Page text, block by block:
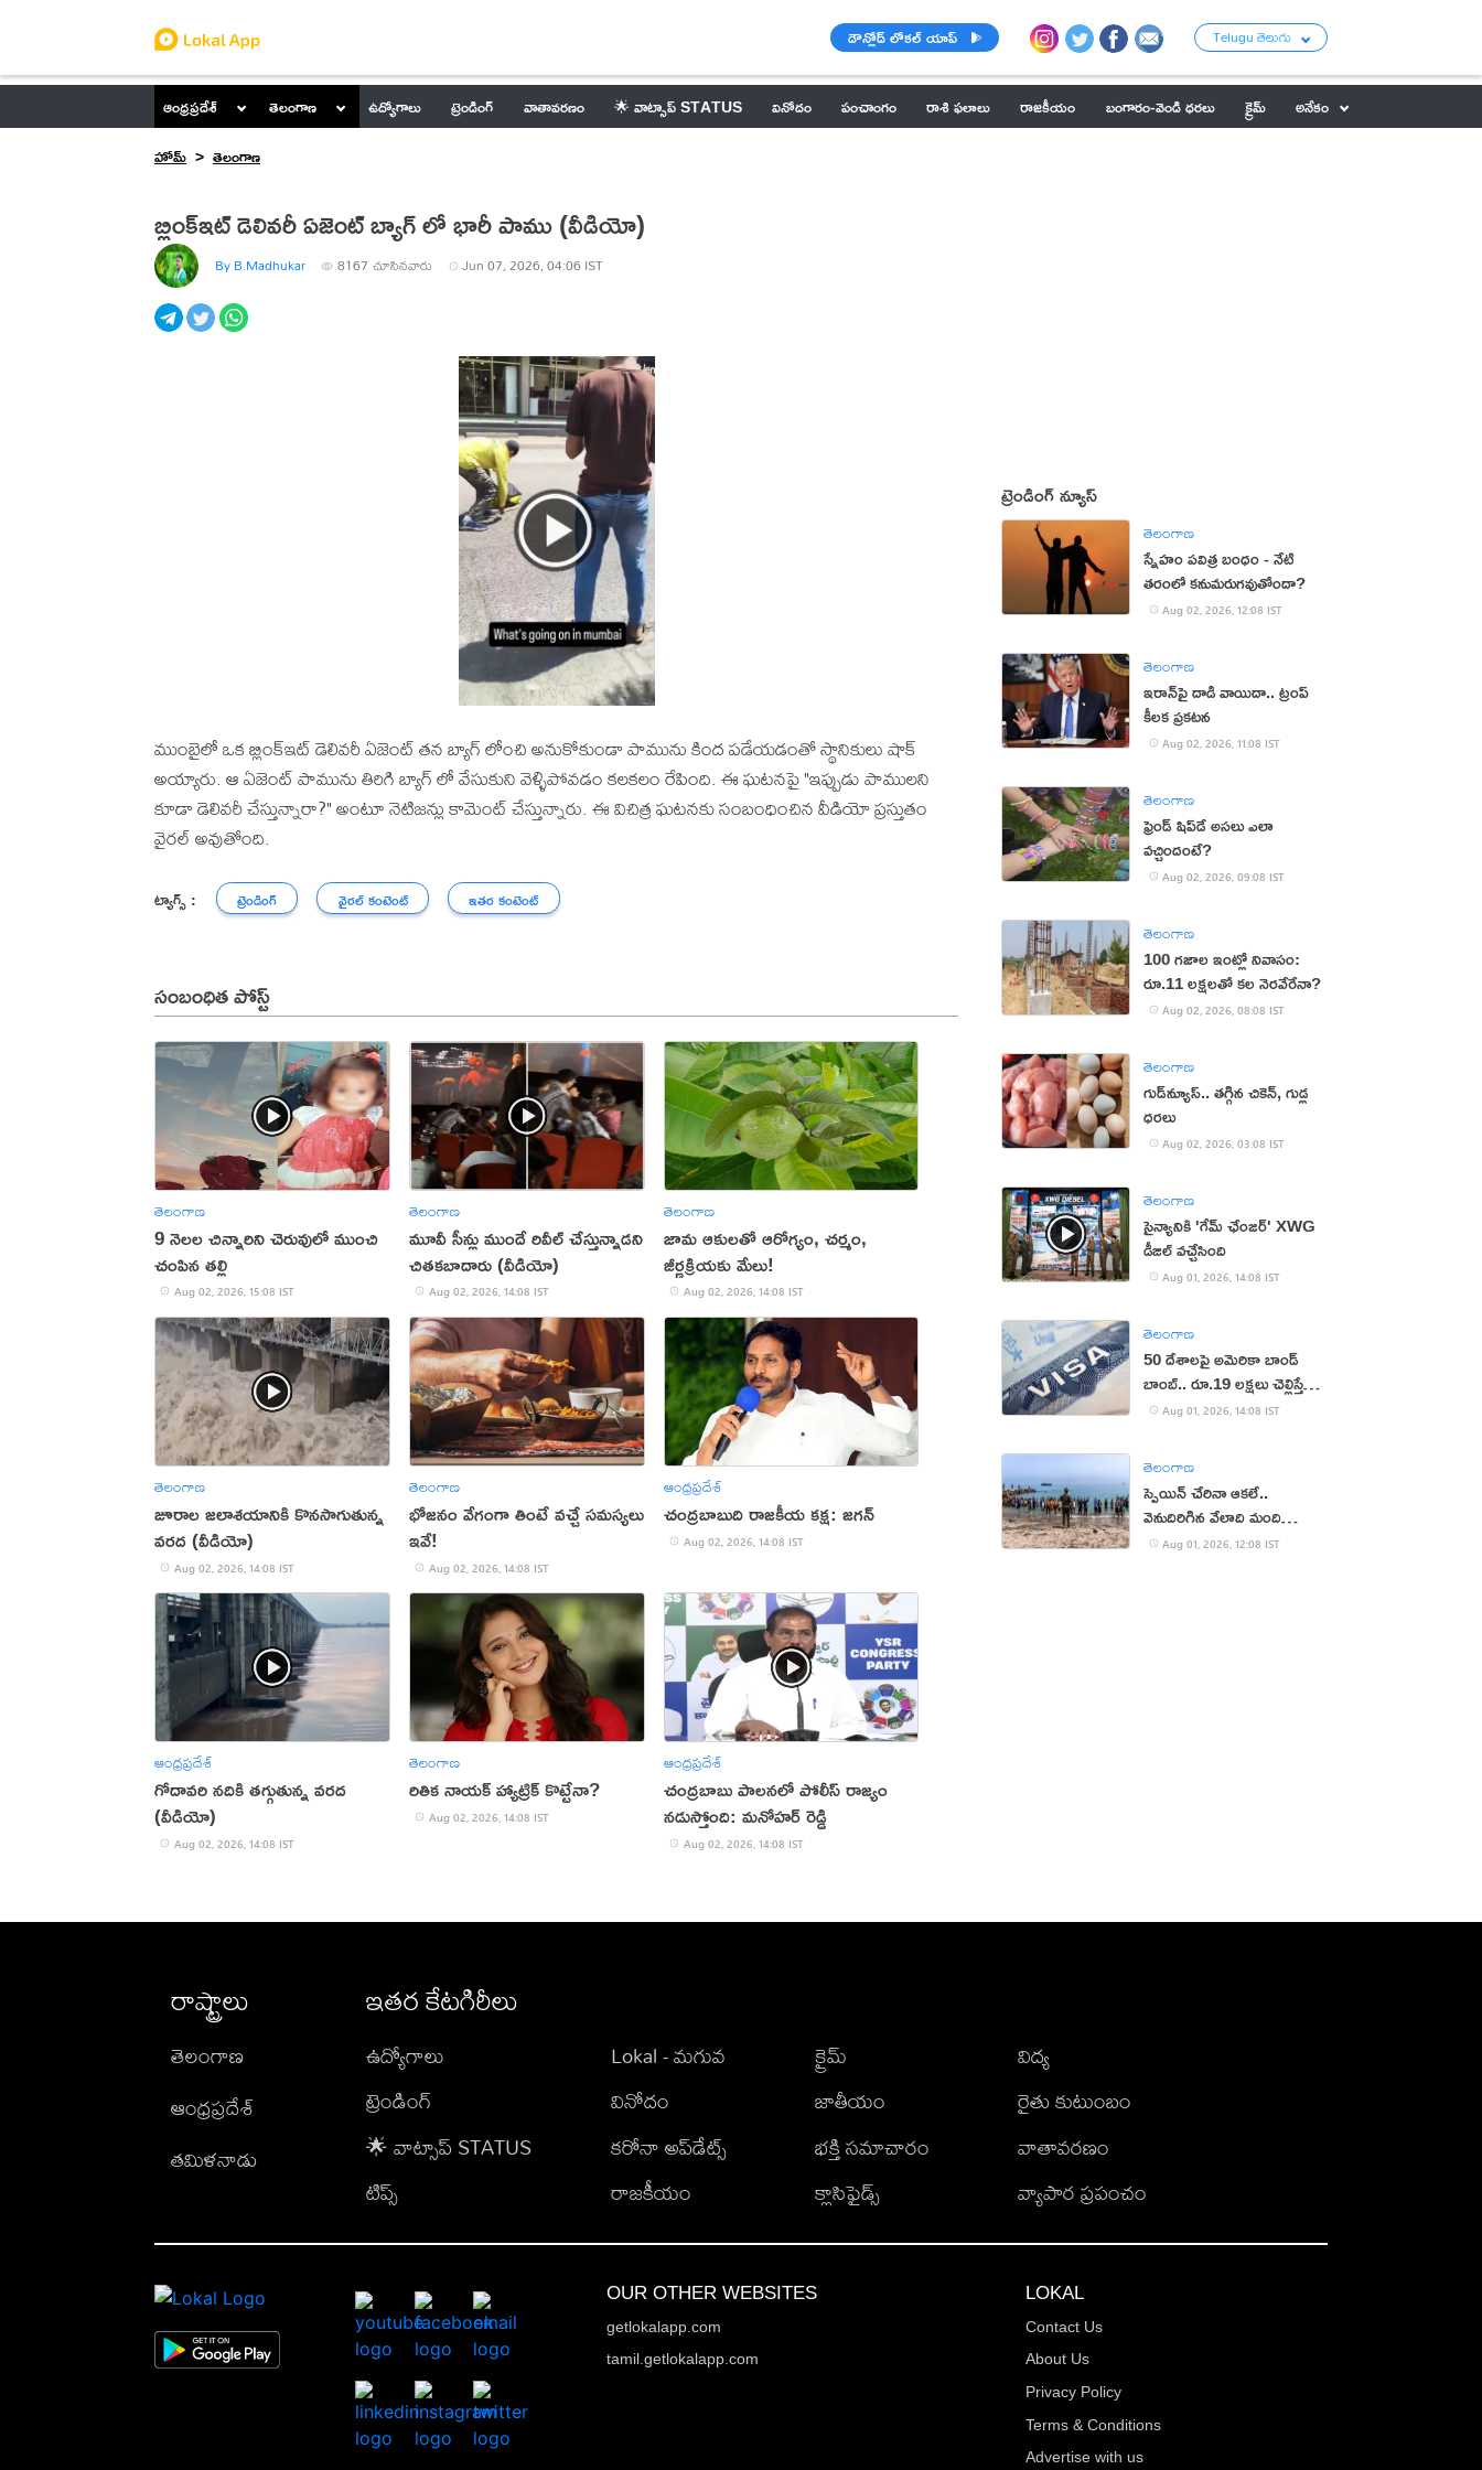
డౌన్లోడ్ లోకల్ యాప్ Telugu తెలుగు
ఆంధ్రప్రదేశ్ తెలంగాణ ఉద్యోగాలు ట్రెండింగ్ వాతావరణం 🌟 వాట్సాప్ STATUS వినోదం పంచాంగం రాశి ఫలాలు రాజకీయం బంగారం-వెండి ధరలు క్రైమ్
అనేకం
హోమ్
తెలంగాణ
బ్లింక్ఇట్ డెలివరీ ఏజెంట్ బ్యాగ్ లో భారీ పాము (వీడియో)
By B.Madhukar 8167 చూసినవారు Jun 07, 2026, 04:06 IST
ముంబైలో ఒక బ్లింక్ఇట్ డెలివరీ ఏజెంట్ తన బ్యాగ్ లోంచి అనుకోకుండా పామును కింద పడేయడంతో స్థానికులు షాక్
అయ్యారు. ఆ ఏజెంట్ పామును తిరిగి బ్యాగ్ లో వేసుకుని వెళ్ళిపోవడం కలకలం రేపింది. ఈ ఘటనపై "ఇప్పుడు పాములని
కూడా డెలివరీ చేస్తున్నారా?" అంటూ నెటిజన్లు కామెంట్ చేస్తున్నారు. ఈ విచిత్ర ఘటనకు సంబంధించిన వీడియో ప్రస్తుతం
వైరల్ అవుతోంది.
ట్యాగ్స్ : ట్రెండింగ్ వైరల్ కంటెంట్ ఇతర కంటెంట్
సంబంధిత పోస్ట్
తెలంగాణ
9 నెలల చిన్నారిని చెరువులో ముంచి
చంపిన తల్లి
Aug 02, 2026, 15:08 IST
తెలంగాణ
మూవీ సీన్లు ముందే రివీల్ చేస్తున్నాడని
చితకబాదారు (వీడియో)
Aug 02, 2026, 14:08 IST
తెలంగాణ
జామ ఆకులతో ఆరోగ్యం, చర్మం,
జీర్ణక్రియకు మేలు!
Aug 02, 2026, 14:08 IST
తెలంగాణ
జూరాల జలాశయానికి కొనసాగుతున్న
వరద (వీడియో)
Aug 02, 2026, 14:08 IST
తెలంగాణ
భోజనం వేగంగా తింటే వచ్చే సమస్యలు
ఇవే!
Aug 02, 2026, 14:08 IST
ఆంధ్రప్రదేశ్
చంద్రబాబుది రాజకీయ కక్ష: జగన్
Aug 02, 2026, 14:08 IST
ఆంధ్రప్రదేశ్
గోదావరి నదికి తగ్గుతున్న వరద
(వీడియో)
Aug 02, 2026, 14:08 IST
తెలంగాణ
రితిక నాయక్ హ్యాట్రిక్ కొట్టేనా?
Aug 02, 2026, 14:08 IST
ఆంధ్రప్రదేశ్
చంద్రబాబు పాలనలో పోలీస్ రాజ్యం
నడుస్తోంది: మనోహర్ రెడ్డి
Aug 02, 2026, 14:08 IST
ట్రెండింగ్ న్యూస్
తెలంగాణ
స్నేహం పవిత్ర బంధం - నేటి
తరంలో కనుమరుగవుతోందా?
Aug 02, 2026, 12:08 IST
తెలంగాణ
ఇరాన్‌పై దాడి వాయిదా.. ట్రంప్
కీలక ప్రకటన
Aug 02, 2026, 11:08 IST
తెలంగాణ
ఫ్రెండ్ షిప్‌డే అసలు ఎలా
వచ్చిందంటే?
Aug 02, 2026, 09:08 IST
తెలంగాణ
100 గజాల ఇంట్లో నివాసం:
రూ.11 లక్షలతో కల నెరవేరేనా?
Aug 02, 2026, 08:08 IST
తెలంగాణ
గుడ్‌న్యూస్.. తగ్గిన చికెన్, గుడ్ల
ధరలు
Aug 02, 2026, 03:08 IST
తెలంగాణ
సైన్యానికి 'గేమ్ ఛేంజర్' XWG
డీజిల్ వచ్చేసింది
Aug 01, 2026, 14:08 IST
తెలంగాణ
50 దేశాలపై అమెరికా బాండ్
బాంబ్.. రూ.19 లక్షలు చెల్లిస్తేనే
వీసా!Aug 01, 2026, 14:08 IST
తెలంగాణ
స్పెయిన్ చేరినా ఆకలే..
వెనుదిరిగిన వేలాది మంది
వలసదారులు
Aug 01, 2026, 12:08 IST
రాష్ట్రాలు
తెలంగాణ
ఆంధ్రప్రదేశ్
తమిళనాడు
ఇతర కేటగిరీలు
ఉద్యోగాలు
ట్రెండింగ్
🌟 వాట్సాప్ STATUS
టిప్స్
Lokal - మగువ
వినోదం
కరోనా అప్‌డేట్స్
రాజకీయం
క్రైమ్
జాతీయం
భక్తి సమాచారం
క్లాసిఫైడ్స్
విద్య
రైతు కుటుంబం
వాతావరణం
వ్యాపార ప్రపంచం
OUR OTHER WEBSITES
getlokalapp.com
tamil.getlokalapp.com
LOKAL
Contact Us
About Us
Privacy Policy
Terms & Conditions
Advertise with us